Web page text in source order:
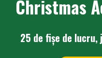
Christmas
25 de fișe de